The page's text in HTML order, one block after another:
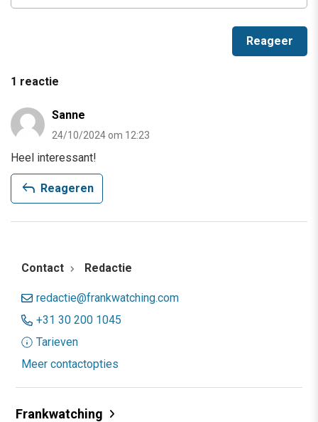
1 reactie
Sanne
24/10/2024 om 12:23
Heel interessant!
reply Reageren
Contact Redactie
redactie@frankwatching.com
+31 30 200 1045
Tarieven
Meer contactopties
Frankwatching